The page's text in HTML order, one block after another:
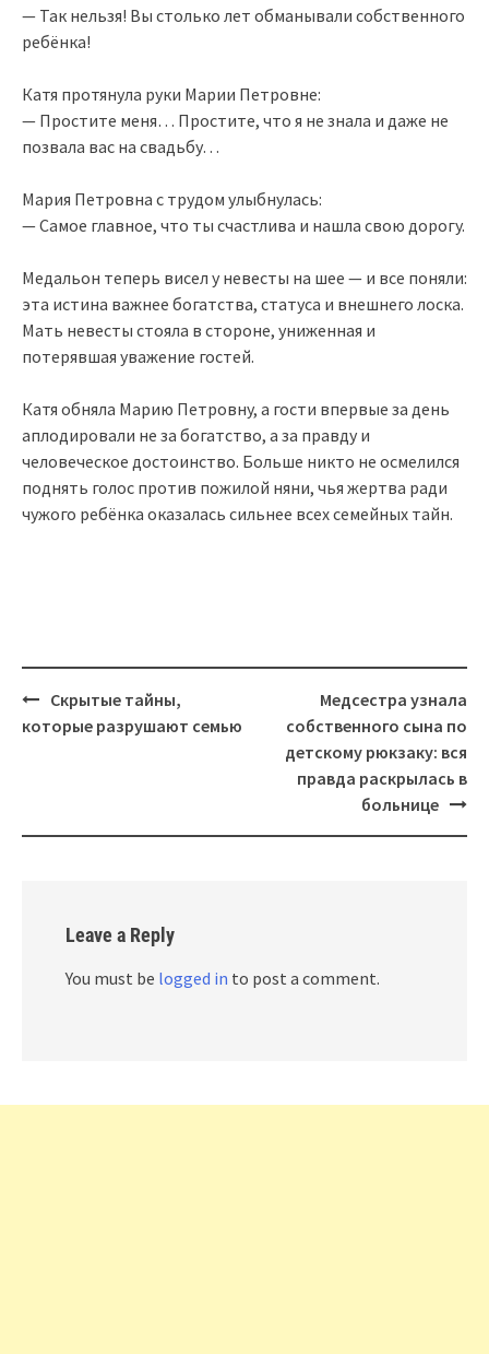
— Так нельзя! Вы столько лет обманывали собственного
ребёнка!
Катя протянула руки Марии Петровне:
— Простите меня… Простите, что я не знала и даже не
позвала вас на свадьбу…
Мария Петровна с трудом улыбнулась:
— Самое главное, что ты счастлива и нашла свою дорогу.
Медальон теперь висел у невесты на шее — и все поняли:
эта истина важнее богатства, статуса и внешнего лоска.
Мать невесты стояла в стороне, униженная и
потерявшая уважение гостей.
Катя обняла Марию Петровну, а гости впервые за день
аплодировали не за богатство, а за правду и
человеческое достоинство. Больше никто не осмелился
поднять голос против пожилой няни, чья жертва ради
чужого ребёнка оказалась сильнее всех семейных тайн.
Post
navigation
Скрытые тайны,
которые разрушают семью
Медсестра узнала
собственного сына по
детскому рюкзаку: вся
правда раскрылась в
больнице
Leave a Reply
You must be logged in to post a comment.